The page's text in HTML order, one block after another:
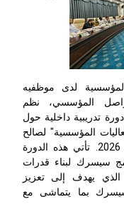
لدى موظفيه
المؤسسي، نظم
داخلية حول
المؤسسية" لصالح
موظفيه، وذلك يوم 29 يوليو 2026. تأتي هذه الدورة
سيسرك لبناء قدرات
يهدف إلى تعزيز
بما يتماشى مع